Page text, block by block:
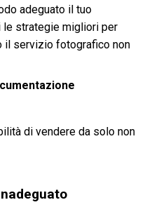
adeguato il tuo
le strategie migliori per
il servizio fotografico non
di vendere da solo non